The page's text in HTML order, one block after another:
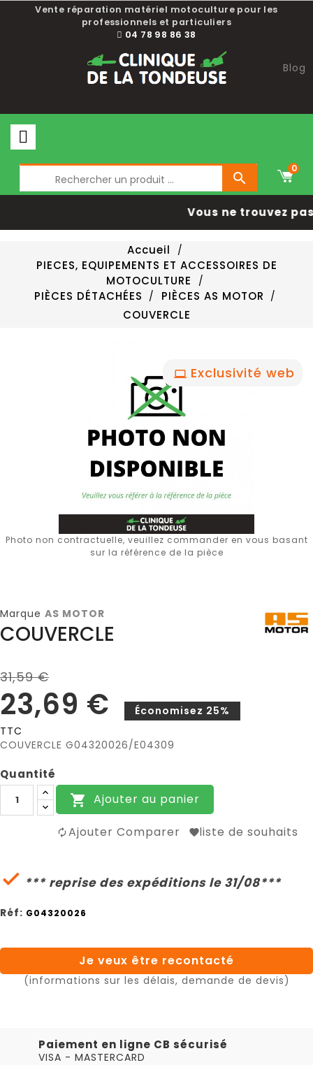
Vente réparation matériel motoculture pour les
professionnels et particuliers
04 78 98 86 38
Blog

0
Vous ne trouvez
Accueil
PIECES, EQUIPEMENTS ET ACCESSOIRES DE
MOTOCULTURE
PIÈCES DÉTACHÉES
PIÈCES AS MOTOR
COUVERCLE
Exclusivité web
Photo non contractuelle, veuillez commander en vous basant
sur la référence de la pièce
Marque AS MOTOR
COUVERCLE
31,59 €
23,69 €
Économisez 25%
TTC
COUVERCLE G04320026/E04309
Quantité
 Ajouter au panier
Ajouter Comparer liste de souhaits
 *** reprise des expéditions le 31/08***
Réf: G04320026
Je veux être recontacté
(informations sur les délais, demande de devis)
Paiement en ligne CB sécurisé
VISA - MASTERCARD